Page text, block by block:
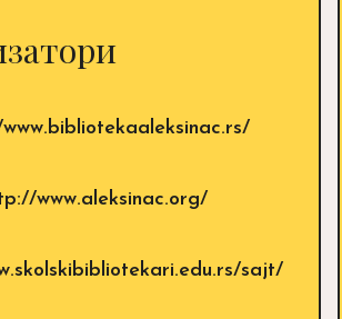
www.aleksinac.org/
sajt/